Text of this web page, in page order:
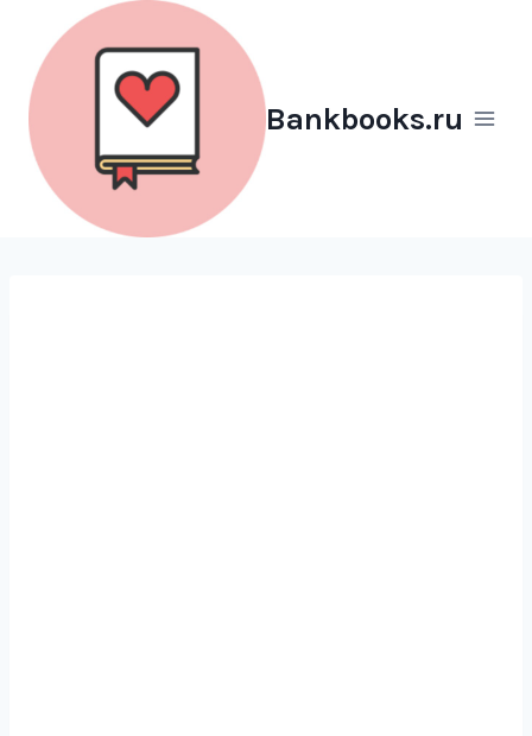
Перейти
содержимому
Bankbooks.ru